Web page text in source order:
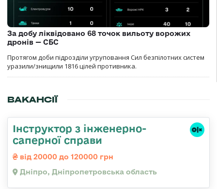
За добу ліквідовано 68 точок вильоту ворожих
дронів — СБС
Протягом доби підрозділи угруповання Сил безпілотних систем
уразили/знищили 1816 цілей противника.
ВАКАНСІЇ
Інструктор з інженерно-
саперної справи
від 20000 до 120000 грн
Дніпро, Дніпропетровська область